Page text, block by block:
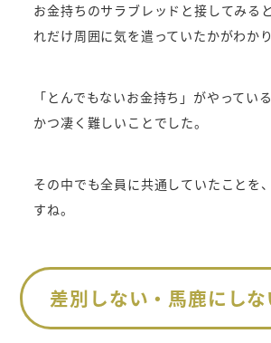
お金持ちのサラブレッドと接してみる
れだけ周囲に気を遣っていたかがわかり
「とんでもないお金持ち」がやってい
かつ凄く難しいことでした。
その中でも全員に共通していたことを
すね。
差別しない・馬鹿にしな